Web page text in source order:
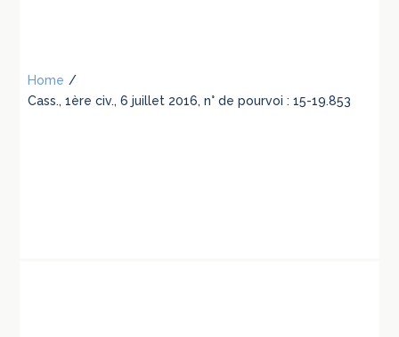
Home /
Cass., 1ère civ., 6 juillet 2016, n° de pourvoi : 15-19.853